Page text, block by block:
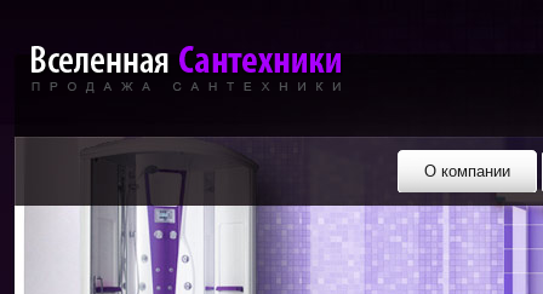
О компании